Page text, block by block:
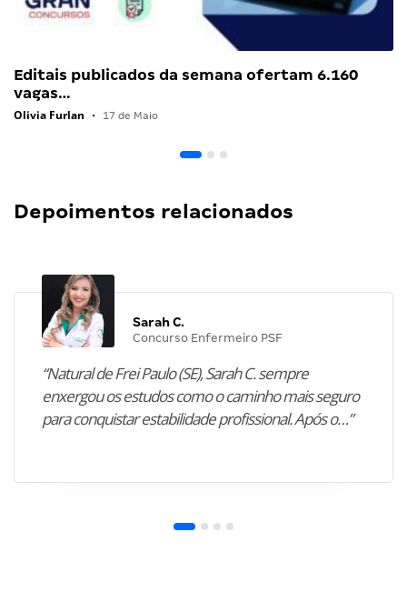
Editais publicados da semana ofertam 6.160
vagas…
Olivia Furlan • 17 de Maio
Depoimentos relacionados
Sarah C.
Concurso Enfermeiro PSF
“Natural de Frei Paulo (SE), Sarah C. sempre
enxergou os estudos como o caminho mais seguro
para conquistar estabilidade profissional. Após o…”